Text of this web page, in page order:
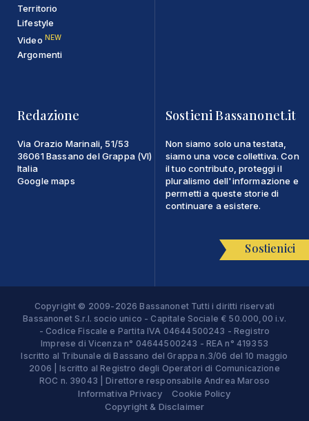
Territorio
Lifestyle
Video NEW
Argomenti
Redazione
Via Orazio Marinali, 51/53
36061 Bassano del Grappa (VI)
Italia
Google maps
Sostieni Bassanonet.it
Non siamo solo una testata,
siamo una voce collettiva. Con
il tuo contributo, proteggi il
pluralismo dell'informazione e
permetti a queste storie di
continuare a esistere.
Sostienici
Copyright © 2009-2026 Bassanonet Tutti i diritti riservati
Bassanonet S.r.l. socio unico - Capitale Sociale € 50.000,00 i.v.
- Codice Fiscale e Partita IVA 04644500243 - Registro
Imprese di Vicenza n° 04644500243 - REA n° 419353
Iscritto al Tribunale di Bassano del Grappa n.3/06 del 10 maggio
2006 | Iscritto al Registro degli Operatori di Comunicazione
ROC n. 39043 | Direttore responsabile Andrea Maroso
Informativa Privacy
Cookie Policy
Copyright & Disclaimer